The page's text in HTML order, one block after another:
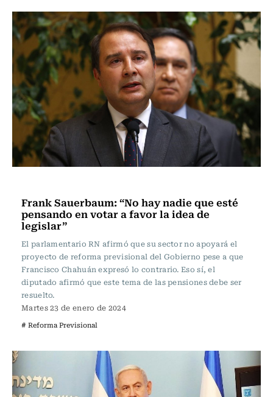
Frank Sauerbaum: “No hay nadie que esté
pensando en votar a favor la idea de
legislar”
El parlamentario RN afirmó que su sector no apoyará el
proyecto de reforma previsional del Gobierno pese a que
Francisco Chahuán expresó lo contrario. Eso sí, el
diputado afirmó que este tema de las pensiones debe ser
resuelto.
Martes 23 de enero de 2024
# Reforma Previsional